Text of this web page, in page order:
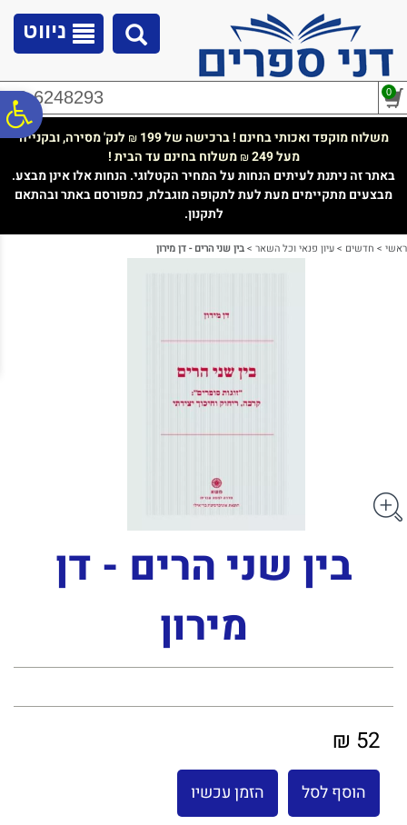
נגישות
ניווט
02-6248293 0
משלוח מוקפד ואכותי בחינם ! ברכישה של 199 ₪ לנק' מסירה, ובקנייה
מעל 249
₪משלוח בחינם עד הבית !
באתר זה ניתנת לעיתים הנחות על המחיר הקטלוגי. הנחות אלו אינן מבצע.
מבצעים מתקיימים מעת לעת לתקופה מוגבלת, כמפורסם באתר ובהתאם
לתקנון.
ראשי > חדשים >עיון פנאי וכל השאר >בין שני הרים - דן מירון
בין שני הרים - דן
מירון
52 ₪
הוסף לסל הזמן עכשיו